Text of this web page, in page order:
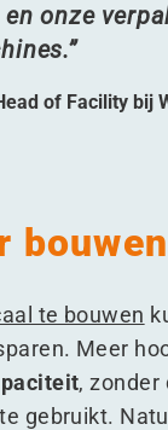
onze
of Facility bij
bouwen
te bouwen
Meer
, zonder
gebruikt.